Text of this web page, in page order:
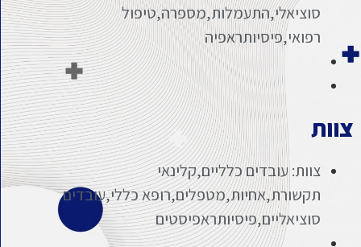
סוציאלי,התעמלות,מספרה,טיפול
רפואי,פיסיותראפיה
צוות
צוות: עובדים כלליים,קלינאי
תקשורת,אחיות,מטפלים,רופא כללי,עובדים
סוציאליים,פיסיותראפיסטים